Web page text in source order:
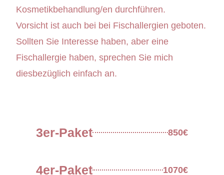
Kosmetikbehandlung/en durchführen.
Vorsicht ist auch bei bei Fischallergien geboten.
Sollten Sie Interesse haben, aber eine
Fischallergie haben, sprechen Sie mich
diesbezüglich einfach an.
3er-Paket 850€
4er-Paket 1070€